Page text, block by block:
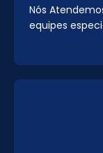
Nós
equipes